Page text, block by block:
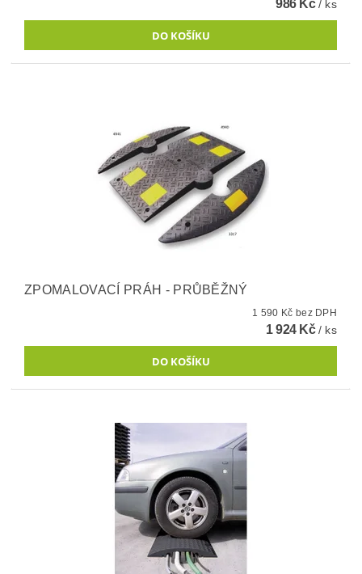
986 Kč/ ks
ZPOMALOVACÍ PRÁH - PRŮBĚŽNÝ
1 590 Kč bez DPH
1 924 Kč/ ks